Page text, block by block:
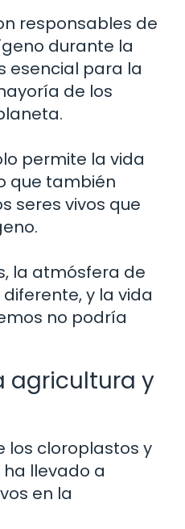
responsables de
durante la
esencial para la
de los
permite la vida
que también
seres vivos que
la atmósfera de
y la vida
no podría
agricultura y
los cloroplastos y
llevado a
en la